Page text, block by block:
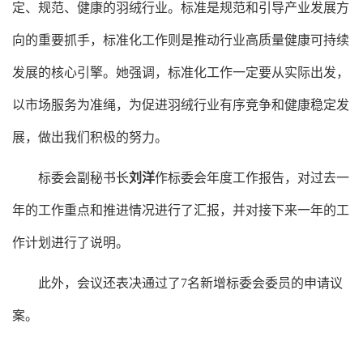
定、规范、健康的羽绒行业。标准是规范和引导产业发展方
向的重要抓手，标准化工作则是推动行业高质量健康可持续
发展的核心引擎。她强调，标准化工作一定要从实际出发，
以市场服务为准绳，为促进羽绒行业有序竞争和健康稳定发
展，做出我们积极的努力。
标委会副秘书长刘洋作标委会年度工作报告，对过去一
年的工作重点和推进情况进行了汇报，并对接下来一年的工
作计划进行了说明。
此外，会议还表决通过了 7名新增标委会委员的申请议
案。